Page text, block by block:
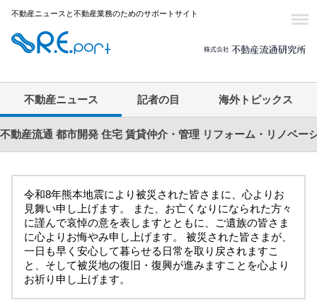
不動産ニュースと不動産業務のためのサポートサイト
不動産ニュース 記者の目 海外トピックス
不動産流通 都市開発 住宅 賃貸仲介・管理 リフォーム・リノベー
令和8年熊本地震により被災された皆さまに、心よりお
見舞い申し上げます。 また、お亡くなりになられた方々
に謹んで哀悼の意を表しますとともに、ご遺族の皆さま
に心よりお悔やみ申し上げます。 被災された皆さまが、
一日も早く安心して暮らせる日常を取り戻されますこ
と、そして被災地の復旧・復興が進みますことを心より
お祈り申し上げます。